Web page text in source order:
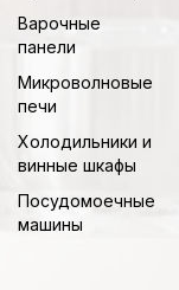
Варочные
панели
Микроволновые
печи
Холодильники и
винные шкафы
Посудомоечные
машины